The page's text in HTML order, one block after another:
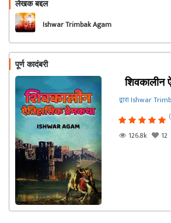
लेखक बद्दल
Ishwar Trimbak Agam
पूर्ण कादंबरी
शिवकालीन
द्वारा Ishwar
126.8k
12